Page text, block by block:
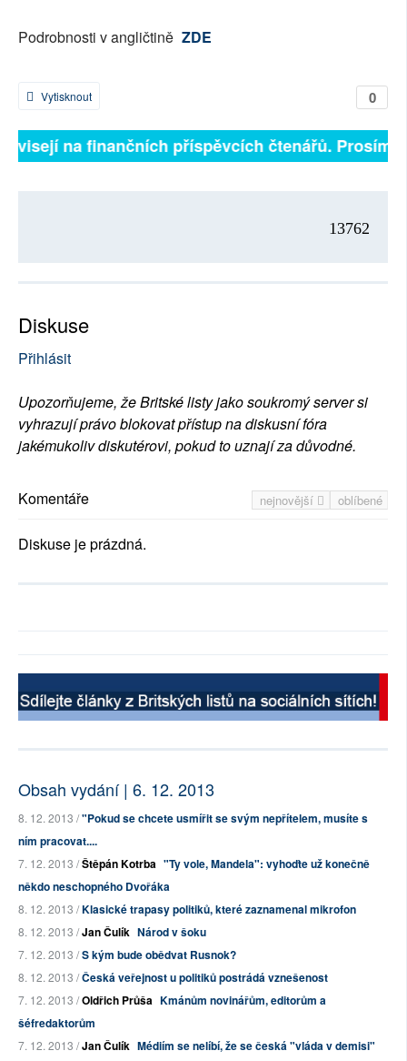
Podrobnosti v angličtině ZDE
0
Vytisknout
na finančních příspěvcích čtenářů.
13762
Diskuse
Přihlásit
Upozorňujeme, že Britské listy jako soukromý server si
vyhrazují právo blokovat přístup na diskusní fóra
jakémukoliv diskutérovi, pokud to uznají za důvodné.
nejnovější oblíbené
Komentáře
Diskuse je prázdná.
Obsah vydání | 6. 12. 2013
8. 12. 2013 /"Pokud se chcete usmířit se svým nepřítelem, musíte s
ním pracovat....
7. 12. 2013 /Štěpán Kotrba "Ty vole, Mandela": vyhoďte už konečně
někdo neschopného Dvořáka
8. 12. 2013 /Klasické trapasy politiků, které zaznamenal mikrofon
8. 12. 2013 /Jan Čulík Národ v šoku
7. 12. 2013 /S kým bude obědvat Rusnok?
8. 12. 2013 /Česká veřejnost u politiků postrádá vznešenost
7. 12. 2013 /Oldřich Průša Kmánům novinářům, editorům a
šéfredaktorům
7. 12. 2013 /Jan Čulík Médiím se nelíbí, že se česká "vláda v demisi"